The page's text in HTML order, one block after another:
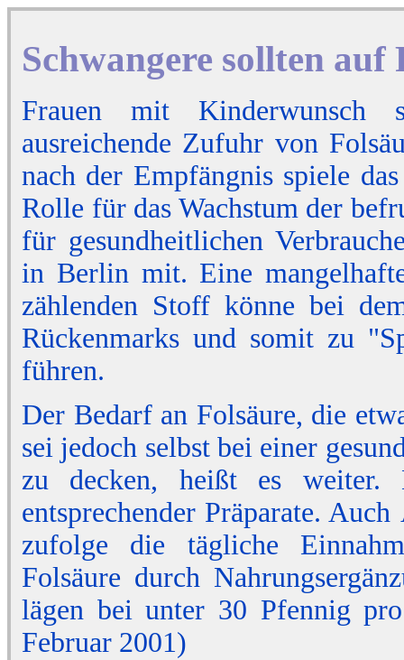
Schwangere sollten
Frauen mit Kinderwunsch
ausreichende Zufuhr von
nach der Empfängnis spiele
Rolle für das Wachstum der
für gesundheitlichen
in Berlin mit. Eine
zählenden Stoff könne bei
Rückenmarks und somit zu
führen.
Der Bedarf an Folsäure, die
sei jedoch selbst bei einer
zu decken, heißt es weiter.
entsprechender Präparate.
zufolge die tägliche
Folsäure durch
lägen bei unter 30 Pfennig
Februar 2001)